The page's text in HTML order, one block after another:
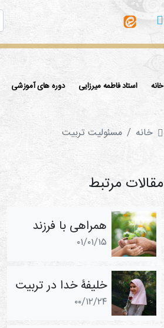
خانه استاد فاطمه میرزایی دوره های آموزشی
خانه مسئولیت تربیت
مقالات مرتبط
همراهی با فرزند
۰۱/۰۱/۱۵
خلیفۀ خدا در تربیت
۰۰/۱۲/۲۴